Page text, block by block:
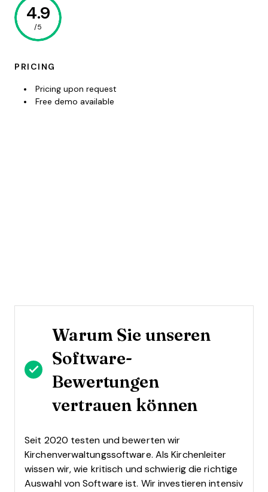
4.9
/5
PRICING
Pricing upon request
Free demo available
Warum Sie unseren
Software-
Bewertungen
vertrauen können
Seit 2020 testen und bewerten wir
Kirchenverwaltungssoftware. Als Kirchenleiter
wissen wir, wie kritisch und schwierig die richtige
Auswahl von Software ist. Wir investieren intensiv